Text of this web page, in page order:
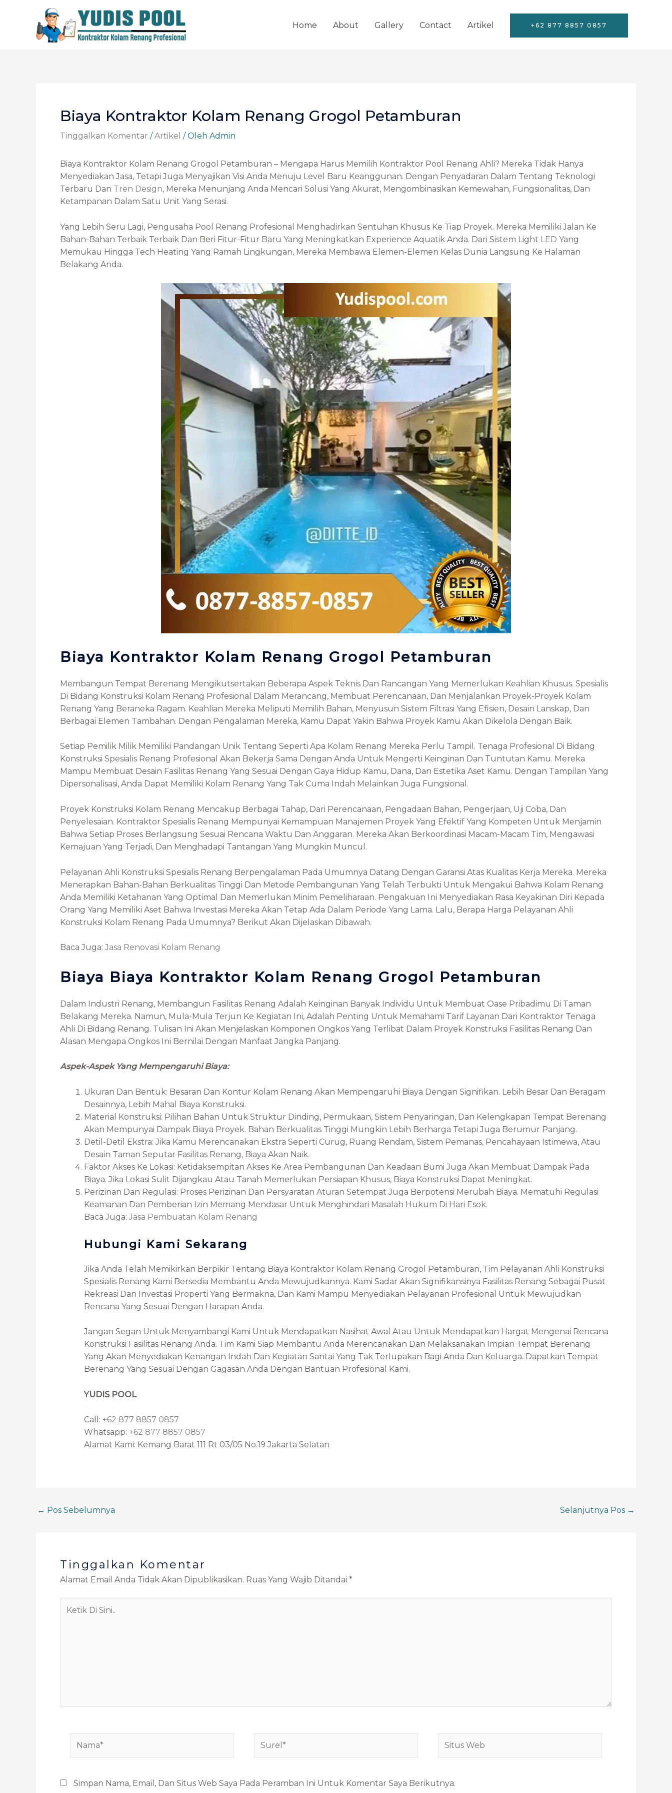
Home About Gallery Contact Artikel +62 877 8857 0857
Biaya Kontraktor Kolam Renang Grogol Petamburan
Tinggalkan Komentar /Artikel / Oleh Admin
Biaya Kontraktor Kolam Renang Grogol Petamburan – Mengapa Harus Memilih Kontraktor Pool Renang Ahli? Mereka Tidak Hanya
Menyediakan Jasa, Tetapi Juga Menyajikan Visi Anda Menuju Level Baru Keanggunan. Dengan Penyadaran Dalam Tentang Teknologi
Terbaru Dan Tren Design, Mereka Menunjang Anda Mencari Solusi Yang Akurat, Mengombinasikan Kemewahan, Fungsionalitas, Dan
Ketampanan Dalam Satu Unit Yang Serasi.
Yang Lebih Seru Lagi, Pengusaha Pool Renang Profesional Menghadirkan Sentuhan Khusus Ke Tiap Proyek. Mereka Memiliki Jalan Ke
Bahan-Bahan Terbaik Terbaik Dan Beri Fitur-Fitur Baru Yang Meningkatkan Experience Aquatik Anda. Dari Sistem Light LED Yang
Memukau Hingga Tech Heating Yang Ramah Lingkungan, Mereka Membawa Elemen-Elemen Kelas Dunia Langsung Ke Halaman
Belakang Anda.
Biaya Kontraktor Kolam Renang Grogol Petamburan
Membangun Tempat Berenang Mengikutsertakan Beberapa Aspek Teknis Dan Rancangan Yang Memerlukan Keahlian Khusus. Spesialis
Di Bidang Konstruksi Kolam Renang Profesional Dalam Merancang, Membuat Perencanaan, Dan Menjalankan Proyek-Proyek Kolam
Renang Yang Beraneka Ragam. Keahlian Mereka Meliputi Memilih Bahan, Menyusun Sistem Filtrasi Yang Efisien, Desain Lanskap, Dan
Berbagai Elemen Tambahan. Dengan Pengalaman Mereka, Kamu Dapat Yakin Bahwa Proyek Kamu Akan Dikelola Dengan Baik.
Setiap Pemilik Milik Memiliki Pandangan Unik Tentang Seperti Apa Kolam Renang Mereka Perlu Tampil. Tenaga Profesional Di Bidang
Konstruksi Spesialis Renang Profesional Akan Bekerja Sama Dengan Anda Untuk Mengerti Keinginan Dan Tuntutan Kamu. Mereka
Mampu Membuat Desain Fasilitas Renang Yang Sesuai Dengan Gaya Hidup Kamu, Dana, Dan Estetika Aset Kamu. Dengan Tampilan Yang
Dipersonalisasi, Anda Dapat Memiliki Kolam Renang Yang Tak Cuma Indah Melainkan Juga Fungsional.
Proyek Konstruksi Kolam Renang Mencakup Berbagai Tahap, Dari Perencanaan, Pengadaan Bahan, Pengerjaan, Uji Coba, Dan
Penyelesaian. Kontraktor Spesialis Renang Mempunyai Kemampuan Manajemen Proyek Yang Efektif Yang Kompeten Untuk Menjamin
Bahwa Setiap Proses Berlangsung Sesuai Rencana Waktu Dan Anggaran. Mereka Akan Berkoordinasi Macam-Macam Tim, Mengawasi
Kemajuan Yang Terjadi, Dan Menghadapi Tantangan Yang Mungkin Muncul.
Pelayanan Ahli Konstruksi Spesialis Renang Berpengalaman Pada Umumnya Datang Dengan Garansi Atas Kualitas Kerja Mereka. Mereka
Menerapkan Bahan-Bahan Berkualitas Tinggi Dan Metode Pembangunan Yang Telah Terbukti Untuk Mengakui Bahwa Kolam Renang
Anda Memiliki Ketahanan Yang Optimal Dan Memerlukan Minim Pemeliharaan. Pengakuan Ini Menyediakan Rasa Keyakinan Diri Kepada
Orang Yang Memiliki Aset Bahwa Investasi Mereka Akan Tetap Ada Dalam Periode Yang Lama. Lalu, Berapa Harga Pelayanan Ahli
Konstruksi Kolam Renang Pada Umumnya? Berikut Akan Dijelaskan Dibawah.
Baca Juga: Jasa Renovasi Kolam Renang
Biaya Biaya Kontraktor Kolam Renang Grogol Petamburan
Dalam Industri Renang, Membangun Fasilitas Renang Adalah Keinginan Banyak Individu Untuk Membuat Oase Pribadimu Di Taman
Belakang Mereka. Namun, Mula-Mula Terjun Ke Kegiatan Ini, Adalah Penting Untuk Memahami Tarif Layanan Dari Kontraktor Tenaga
Ahli Di Bidang Renang. Tulisan Ini Akan Menjelaskan Komponen Ongkos Yang Terlibat Dalam Proyek Konstruksi Fasilitas Renang Dan
Alasan Mengapa Ongkos Ini Bernilai Dengan Manfaat Jangka Panjang.
Aspek-Aspek Yang Mempengaruhi Biaya:
Ukuran Dan Bentuk: Besaran Dan Kontur Kolam Renang Akan Mempengaruhi Biaya Dengan Signifikan. Lebih Besar Dan Beragam
Desainnya, Lebih Mahal Biaya Konstruksi.
Material Konstruksi: Pilihan Bahan Untuk Struktur Dinding, Permukaan, Sistem Penyaringan, Dan Kelengkapan Tempat Berenang
Akan Mempunyai Dampak Biaya Proyek. Bahan Berkualitas Tinggi Mungkin Lebih Berharga Tetapi Juga Berumur Panjang.
Detil-Detil Ekstra: Jika Kamu Merencanakan Ekstra Seperti Curug, Ruang Rendam, Sistem Pemanas, Pencahayaan Istimewa, Atau
Desain Taman Seputar Fasilitas Renang, Biaya Akan Naik.
Faktor Akses Ke Lokasi: Ketidaksempitan Akses Ke Area Pembangunan Dan Keadaan Bumi Juga Akan Membuat Dampak Pada
Biaya. Jika Lokasi Sulit Dijangkau Atau Tanah Memerlukan Persiapan Khusus, Biaya Konstruksi Dapat Meningkat.
Perizinan Dan Regulasi: Proses Perizinan Dan Persyaratan Aturan Setempat Juga Berpotensi Merubah Biaya. Mematuhi Regulasi
Keamanan Dan Pemberian Izin Memang Mendasar Untuk Menghindari Masalah Hukum Di Hari Esok.
Baca Juga: Jasa Pembuatan Kolam Renang
Hubungi Kami Sekarang
Jika Anda Telah Memikirkan Berpikir Tentang Biaya Kontraktor Kolam Renang Grogol Petamburan, Tim Pelayanan Ahli Konstruksi
Spesialis Renang Kami Bersedia Membantu Anda Mewujudkannya. Kami Sadar Akan Signifikansinya Fasilitas Renang Sebagai Pusat
Rekreasi Dan Investasi Properti Yang Bermakna, Dan Kami Mampu Menyediakan Pelayanan Profesional Untuk Mewujudkan
Rencana Yang Sesuai Dengan Harapan Anda.
Jangan Segan Untuk Menyambangi Kami Untuk Mendapatkan Nasihat Awal Atau Untuk Mendapatkan Hargat Mengenai Rencana
Konstruksi Fasilitas Renang Anda. Tim Kami Siap Membantu Anda Merencanakan Dan Melaksanakan Impian Tempat Berenang
Yang Akan Menyediakan Kenangan Indah Dan Kegiatan Santai Yang Tak Terlupakan Bagi Anda Dan Keluarga. Dapatkan Tempat
Berenang Yang Sesuai Dengan Gagasan Anda Dengan Bantuan Profesional Kami.
YUDIS POOL
Call: +62 877 8857 0857
Whatsapp: +62 877 8857 0857
Alamat Kami: Kemang Barat 111 Rt 03/05 No.19 Jakarta Selatan
← Pos Sebelumnya Selanjutnya Pos →
Tinggalkan Komentar
Alamat Email Anda Tidak Akan Dipublikasikan. Ruas Yang Wajib Ditandai *
Web
Simpan Nama, Email, Dan Situs Web Saya Pada Peramban Ini Untuk Komentar Saya Berikutnya.